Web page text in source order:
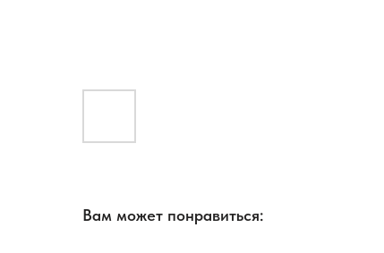
Вам может понравиться: